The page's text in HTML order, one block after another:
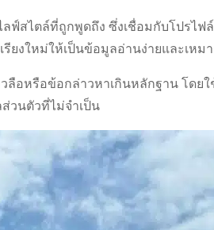
ฟ์สไตล์ที่ถูกพูดถึง ซึ่งเชื่อมกับโปรไฟ
งใหม่ให้เป็นข้อมูลอ่านง่ายและเหม
ลือหรือข้อกล่าวหาเกินหลักฐาน โด
วนตัวที่ไม่จำเป็น